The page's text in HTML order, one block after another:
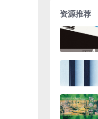
资源推荐